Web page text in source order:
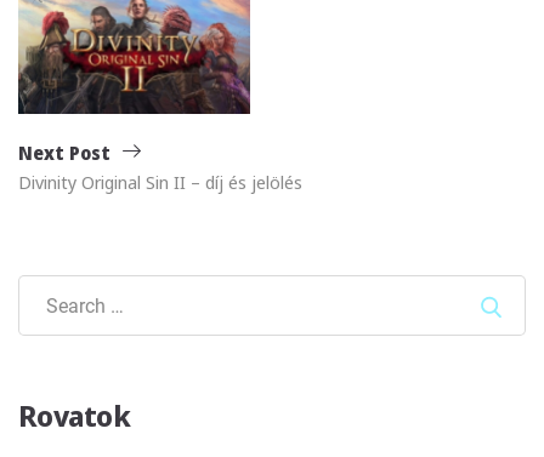
Next Post
Divinity Original Sin II – díj és jelölés
Rovatok